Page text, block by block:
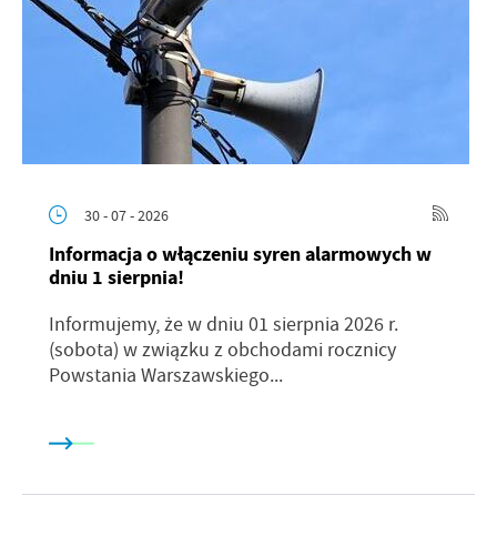
30 - 07 - 2026
Informacja o włączeniu syren alarmowych w
dniu 1 sierpnia!
Informujemy, że w dniu 01 sierpnia 2026 r.
(sobota) w związku z obchodami rocznicy
Powstania Warszawskiego...